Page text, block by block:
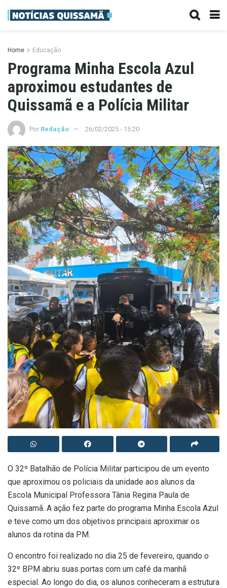
Home Educação
Programa Minha Escola Azul
aproximou estudantes de
Quissamã e a Polícia Militar
Por Redação 26/02/2025 - 15:20
O 32º Batalhão de Polícia Militar participou de um evento
que aproximou os policiais da unidade aos alunos da
Escola Municipal Professora Tânia Regina Paula de
Quissamã. A ação fez parte do programa Minha Escola Azul
e teve como um dos objetivos principais aproximar os
alunos da rotina da PM.
O encontro foi realizado no dia 25 de fevereiro, quando o
32º BPM abriu suas portas com um café da manhã
especial. Ao longo do dia, os alunos conheceram a estrutura